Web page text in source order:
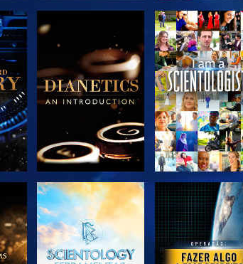
EXPLORAR A
SÉRIE
EXPLORAR A
SÉRIE
VER
EXPLORAR A
SÉRIE